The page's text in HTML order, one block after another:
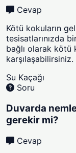
Cevap
Kötü kokuların
tesisatlarınızda
bağlı olarak kötü
karşılaşabilirsiniz.
Su Kaçağı
Soru
Duvarda
gerekir mi?
Cevap